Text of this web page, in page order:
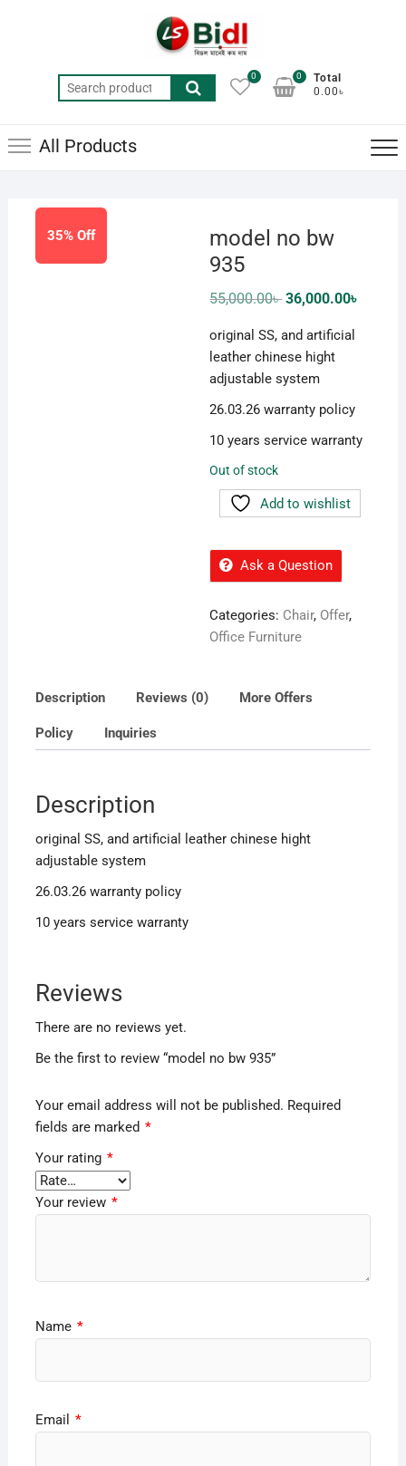
Search
for:
0
Total
0.00৳
0
All Products
35% Off
model no bw
935
55,000.00৳Original
price
55,000.00৳ .
36,000.00৳
original SS, and artificial
leather chinese hight
adjustable system
26.03.26 warranty policy
10 years service warranty
Out of stock
Add to wishlist
Ask a Question
Categories: Chair, Offer,
Office Furniture
Description Reviews (0) More Offers
Policy Inquiries
Description
original SS, and artificial leather chinese hight
adjustable system
26.03.26 warranty policy
10 years service warranty
Reviews
There are no reviews yet.
Be the first to review “model no bw 935”
Your email address will not be published. Required
fields are marked *
Your rating *
Your review *
Name *
Email *